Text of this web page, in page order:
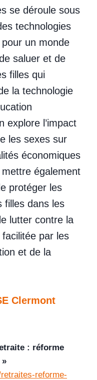
se déroule sous
technologies
pour un monde
saluer et de
filles qui
la technologie
explore l’impact
les sexes sur
économiques
également
protéger les
filles dans les
lutter contre la
par les
et de la
Clermont
: réforme
»
reforme-